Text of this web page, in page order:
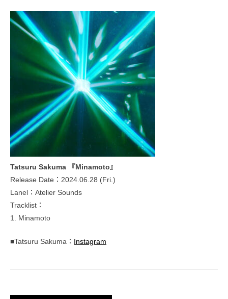
Tatsuru Sakuma 『Minamoto』
Release Date：2024.06.28 (Fri.)
Lanel：Atelier Sounds
Tracklist：
1. Minamoto
■Tatsuru Sakuma： Instagram